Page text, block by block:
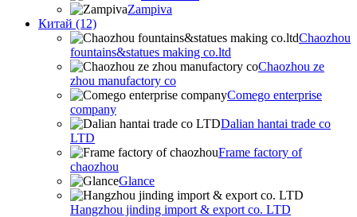
Zampiva
Китай (12)
Chaozhou
fountains&statues making co.ltd
Chaozhou ze
zhou manufactory co
Comego enterprise
company
Dalian hantai trade co
LTD
Frame factory of
chaozhou
Glance
Hangzhou jinding import & export co. LTD